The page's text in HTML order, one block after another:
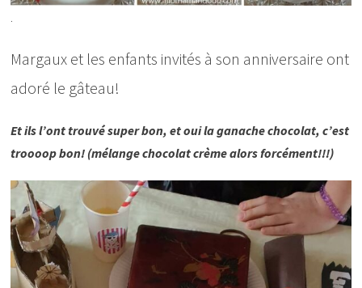
.
Margaux et les enfants invités à son anniversaire ont
adoré le gâteau!
Et ils l’ont trouvé super bon, et oui la ganache chocolat, c’est
troooop bon! (mélange chocolat crème alors forcément!!!)